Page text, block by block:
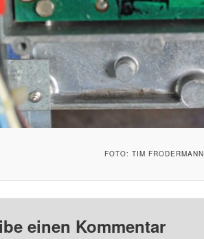
FOTO: TIM FRODERMANN
einen Kommentar